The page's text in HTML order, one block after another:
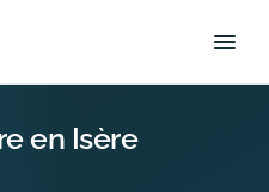
en Isère